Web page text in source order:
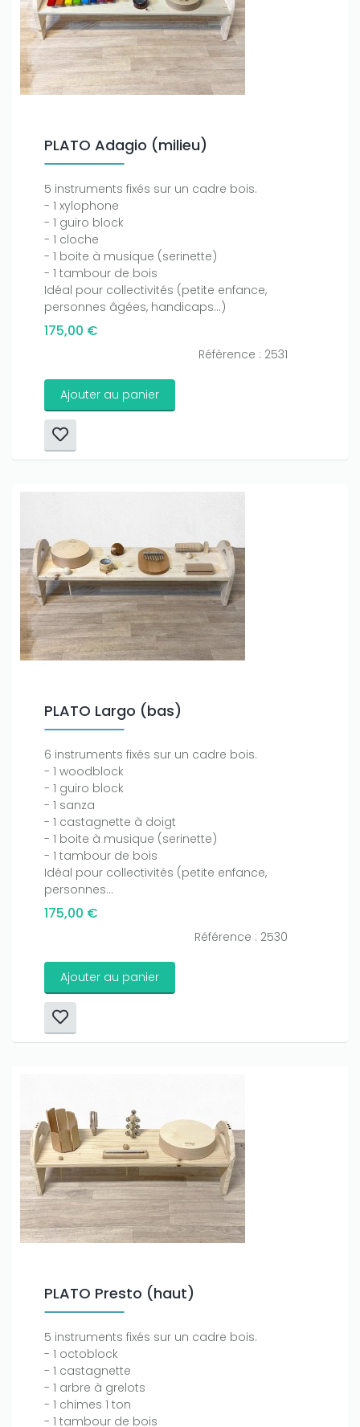
PLATO Adagio (milieu)
5 instruments fixés sur un cadre bois.
- 1 xylophone
- 1 guiro block
- 1 cloche
- 1 boite à musique (serinette)
- 1 tambour de bois
Idéal pour collectivités (petite enfance,
personnes âgées, handicaps...)
175,00 €
Référence : 2531
Ajouter au panier
PLATO Largo (bas)
6 instruments fixés sur un cadre bois.
- 1 woodblock
- 1 guiro block
- 1 sanza
- 1 castagnette à doigt
- 1 boite à musique (serinette)
- 1 tambour de bois
Idéal pour collectivités (petite enfance,
personnes...
175,00 €
Référence : 2530
Ajouter au panier
PLATO Presto (haut)
5 instruments fixés sur un cadre bois.
- 1 octoblock
- 1 castagnette
- 1 arbre à grelots
- 1 chimes 1 ton
- 1 tambour de bois